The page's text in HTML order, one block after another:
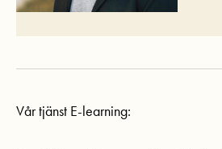
Vår tjänst E-learning: